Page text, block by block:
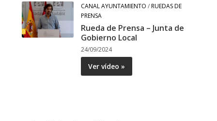
CANAL AYUNTAMIENTO /RUEDAS DE
PRENSA
Rueda de Prensa – Junta de
Gobierno Local
24/09/2024
Ver vídeo »